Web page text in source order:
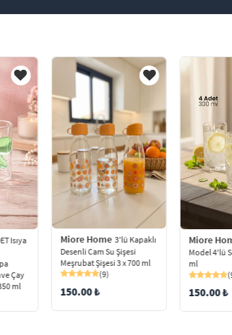
Isıya
Çay
ml
Miore Home 3'lü Kapaklı
Desenli Cam Su Şişesi
Meşrubat Şişesi 3 x 700 ml
(9)
150.00 ₺
Miore
Model 4'lü
ml
150.00 ₺